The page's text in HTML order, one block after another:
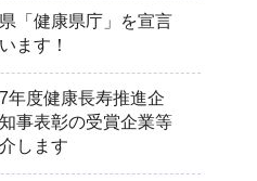
「健康県庁」を宣言
ます！
年度健康長寿推進企
事表彰の受賞企業等
します